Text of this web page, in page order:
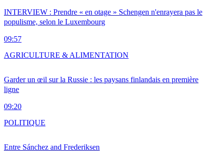
INTERVIEW : Prendre « en otage » Schengen n'enrayera pas le
populisme, selon le Luxembourg
09:57
Garder un œil sur la Russie : les paysans finlandais en première
ligne
09:20
AGRICULTURE & ALIMENTATION
Entre Sánchez and Frederiksen
POLITIQUE